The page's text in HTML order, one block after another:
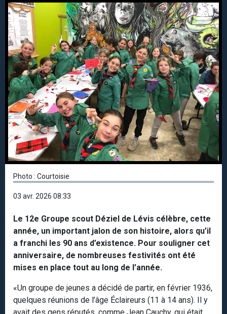
Photo : Courtoisie
03 avr. 2026 08:33
Le 12e Groupe scout Déziel de Lévis célèbre, cette
année, un important jalon de son histoire, alors qu’il
a franchi les 90 ans d’existence. Pour souligner cet
anniversaire, de nombreuses festivités ont été
mises en place tout au long de l’année.
«Un groupe de jeunes a décidé de partir, en février 1936,
quelques réunions de l’âge Éclaireurs (11 à 14 ans). Il y